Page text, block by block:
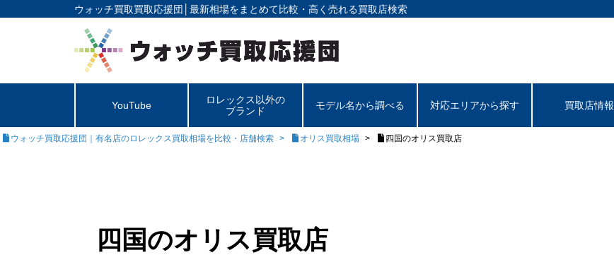
ウォッチ買取買取応援団│ 最新相場をまとめて比較・高く売れる買取店検索
YouTube
ロレックス以外の
ブランド
モデル名から調べる 対応エリアから探す 買取店情報
ウォッチ買取応援団｜有名店のロレックス買取相場を比較・店舗検索 オリス買取相場 四国のオリス買取店
四国のオリス買取店